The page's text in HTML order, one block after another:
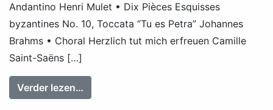
Andantino Henri Mulet • Dix Pièces Esquisses
byzantines No. 10, Toccata “Tu es Petra” Johannes
Brahms • Choral Herzlich tut mich erfreuen Camille
Saint-Saëns […]
Verder lezen…